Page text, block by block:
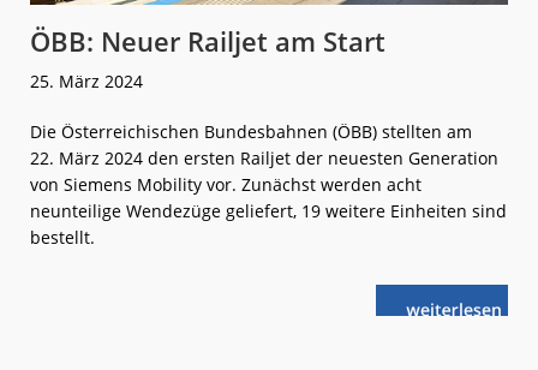
ÖBB: Neuer Railjet am Start
25. März 2024
Die Österreichischen Bundesbahnen (ÖBB) stellten am
22. März 2024 den ersten Railjet der neuesten Generation
von Siemens Mobility vor. Zunächst werden acht
neunteilige Wendezüge geliefert, 19 weitere Einheiten sind
bestellt.
weiterlese
nÖBB: